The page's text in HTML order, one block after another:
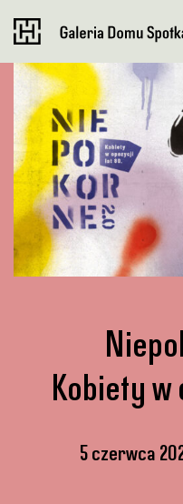
Kobiety
5 czerwca